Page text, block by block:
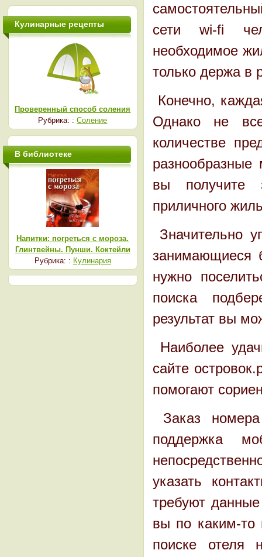
сети wi-fi
необходимое
только держа в
Конечно,
Однако не
количестве
разнообразные
вы получите
приличного
Значительно
занимающиеся
нужно
поиска
результат вы
Наиболее
сайте
помогают
Заказ
поддержка
указать
требуют
вы по каким-то
поиске отеля
Кулинарные рецепты
Проверенный способ соления
Рубрика: :Соление
В библиотеке
Напитки: погреться с мороза.
Глинтвейны. Пунши. Коктейли
Рубрика: : Кулинария